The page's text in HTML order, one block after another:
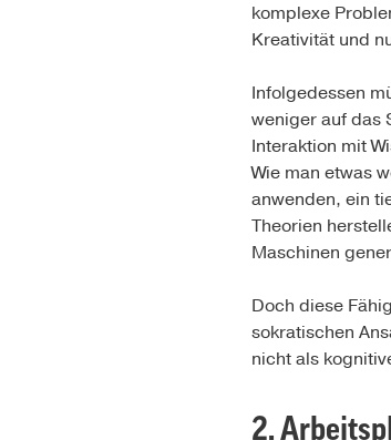
komplexe
Kreativität und
Infolgedessen
weniger auf das
Interaktion mit
Wie man etwas
anwenden, ein
Theorien
Maschinen
Doch diese
sokratischen
nicht als
2.